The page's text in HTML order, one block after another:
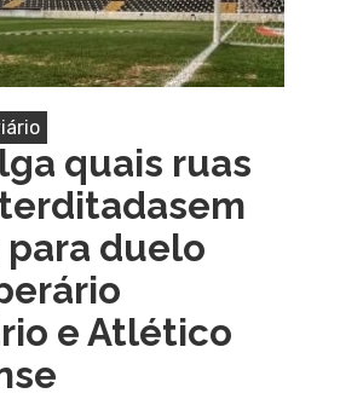
quais ruas
para duelo
e Atlético